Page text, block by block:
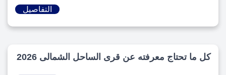
التفاصيل
كل ما تحتاج معرفته عن قرى الساحل الشمالى 2026